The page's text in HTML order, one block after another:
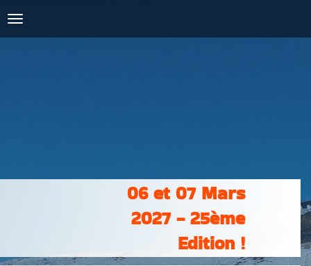
PHOTOS &
06 et 07 Mars
2027 - 25ème
Edition !